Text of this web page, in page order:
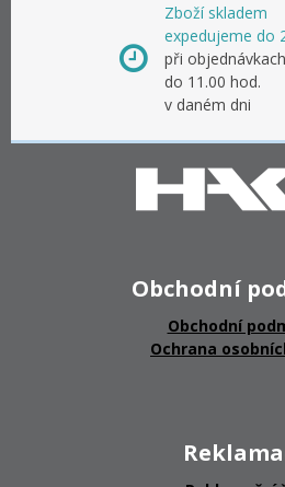
Zboží skladem
expedujeme do
při
do 11.00 hod.
v daném dni
Obchodní
Obchodní
Ochrana